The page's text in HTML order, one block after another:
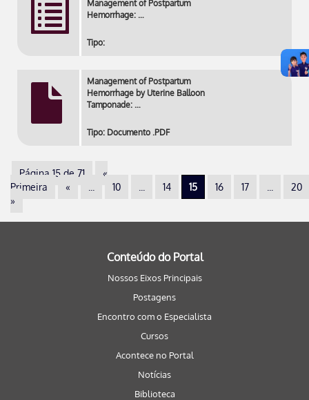
Management of Postpartum
Hemorrhage: …
Tipo:
Management of Postpartum
Hemorrhage by Uterine Balloon
Tamponade: …
Tipo: Documento .PDF
Página 15 de 71
«
Primeira
« 10 14 15 16 17
20
»
Conteúdo do Portal
Nossos Eixos Principais
Postagens
Encontro com o Especialista
Cursos
Acontece no Portal
Notícias
Biblioteca